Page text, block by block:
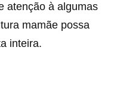
atenção à algumas
mamãe possa
inteira.